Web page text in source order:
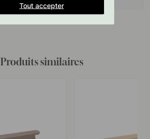
En stock
Produits similaires
Tout accepter